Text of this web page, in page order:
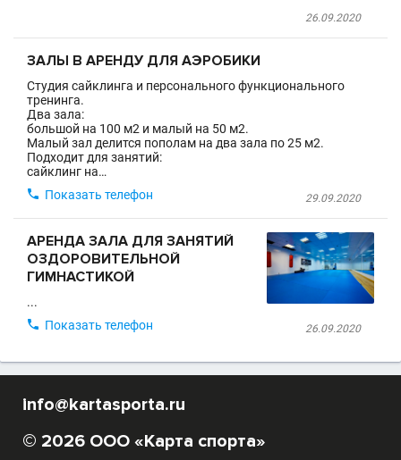
26.09.2020
ЗАЛЫ В АРЕНДУ ДЛЯ АЭРОБИКИ
Студия сайклинга и персонального функционального
тренинга.
Два зала:
большой на 100 м2 и малый на 50 м2.
Малый зал делится пополам на два зала по 25 м2.
Подходит для занятий:
сайклинг на…
29.09.2020
 Показать телефон
АРЕНДА ЗАЛА ДЛЯ ЗАНЯТИЙ
ОЗДОРОВИТЕЛЬНОЙ
ГИМНАСТИКОЙ
...
26.09.2020
 Показать телефон
info@kartasporta.ru
© 2026 ООО «Карта спорта»